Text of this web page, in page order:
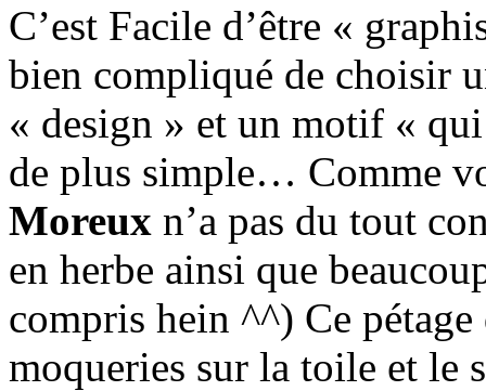
C’est Facile d’être «
bien compliqué de choisir
« design » et un motif «
de plus simple… Comme
Moreux n’a pas du tout
en herbe ainsi que
compris hein ^^) Ce
moqueries sur la toile et le